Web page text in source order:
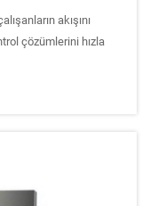
akışını
çözümlerini hızla
kapısı, güvenilir
edilen bir